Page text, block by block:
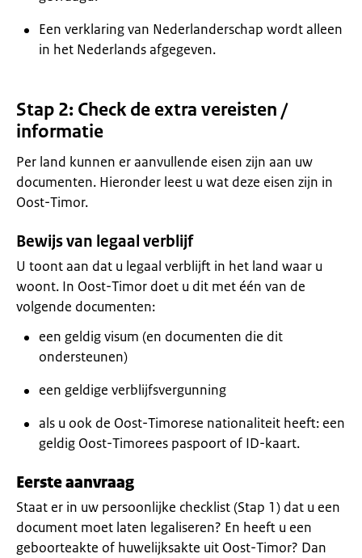
Een verklaring van Nederlanderschap wordt alleen
in het Nederlands afgegeven.
Stap 2: Check de extra vereisten /
informatie
Per land kunnen er aanvullende eisen zijn aan uw
documenten. Hieronder leest u wat deze eisen zijn in
Oost-Timor.
Bewijs van legaal verblijf
U toont aan dat u legaal verblijft in het land waar u
woont. In Oost-Timor doet u dit met één van de
volgende documenten:
een geldig visum (en documenten die dit
ondersteunen)
een geldige verblijfsvergunning
als u ook de Oost-Timorese nationaliteit heeft: een
geldig Oost-Timorees paspoort of ID-kaart.
Eerste aanvraag
Staat er in uw persoonlijke checklist (Stap 1) dat u een
document moet laten legaliseren? En heeft u een
geboorteakte of huwelijksakte uit Oost-Timor? Dan